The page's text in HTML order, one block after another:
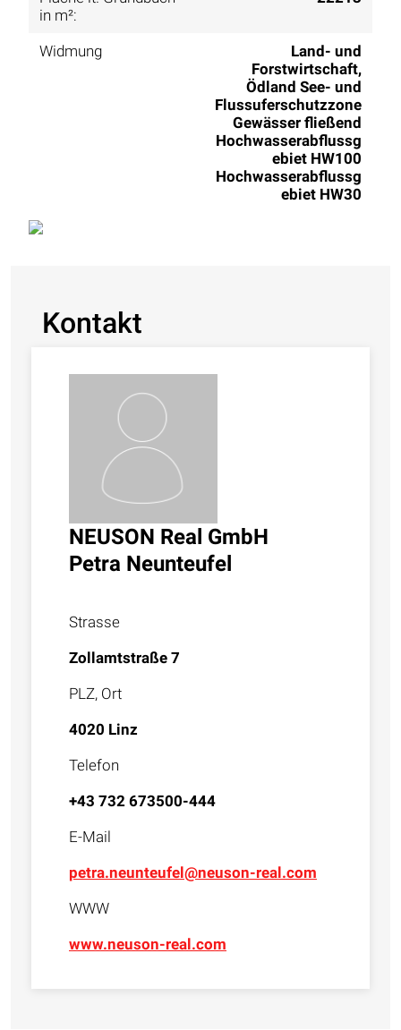
in m²:
Widmung
Land- und
Forstwirtschaft,
Ödland See- und
Flussuferschutzzone
Gewässer fließend
Hochwasserabflussg
ebiet HW100
Hochwasserabflussg
ebiet HW30
Kontakt
NEUSON Real GmbH
Petra Neunteufel
Strasse
Zollamtstraße 7
PLZ, Ort
4020 Linz
Telefon
+43 732 673500-444
E-Mail
petra.neunteufel@neuson-real.com
WWW
www.neuson-real.com